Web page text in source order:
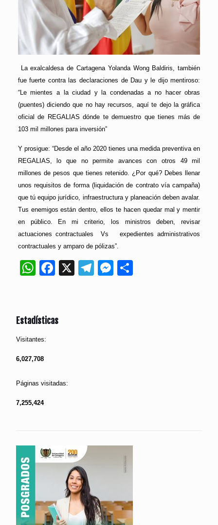
La exalcaldesa de Cartagena Yolanda Wong Baldiris, también
fue fuerte contra las declaraciones de Dau y le dijo mentiroso:
“Le mientes a la ciudad y la condenadas a no hacer obras
(puentes) diciendo que no hay recursos, aquí te dejo la gráfica
oficial de REGALIAS dónde te demuestro que tienes más de
103 mil millones para inversión”
Y prosigue: “Desde el año 2020 tienes una medida preventiva en
REGALIAS, lo que no permite avances con otros 49 mil
millones de pesos que tienes retenido. ¿Por qué? Debes llenar
unos requisitos de forma (liquidación de contrato vía campaña)
que tú equipo jurídico, infraestructura y planeación deben avalar.
Tus enemigos están dentro, ellos te hacen quedar mal y mentir
en público. En mi criterio, los ministros deben, revisar
actuaciones contractuales Vs expedientes administrativos
contractuales y amparo de pólizas”.
WhatsApp
Facebook
X Telegram
Messenger
Estadísticas
Visitantes:
6,027,708
Páginas visitadas:
7,255,424